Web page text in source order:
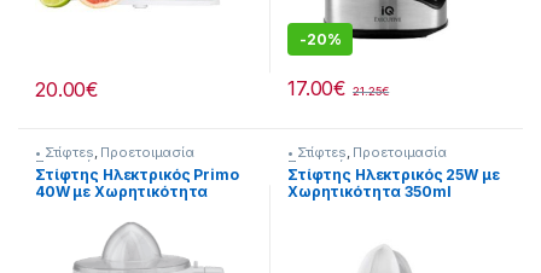
20.00€
-20%
17.00€ 21.25€
• Στίφτεs, Προετοιμασία
Πρωινού
Στίφτης Ηλεκτρικός Primo
40W με Χωρητικότητα
• Στίφτεs, Προετοιμασία
Πρωινού
Στίφτης Ηλεκτρικός 25W με
Χωρητικότητα 350ml